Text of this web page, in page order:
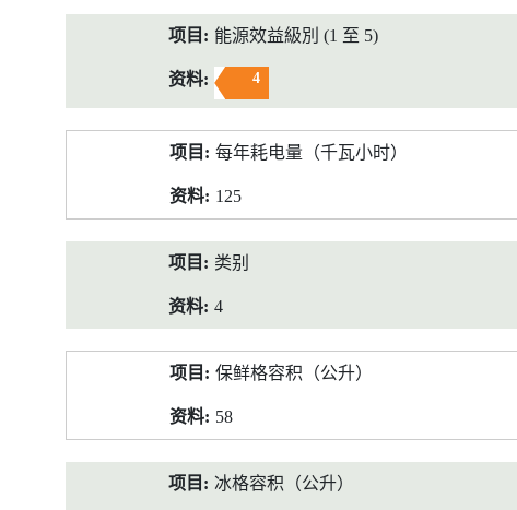
能源效益級別 (1 至 5)
4
每年耗电量（千瓦小时）
125
类别
4
保鲜格容积（公升）
58
冰格容积（公升）